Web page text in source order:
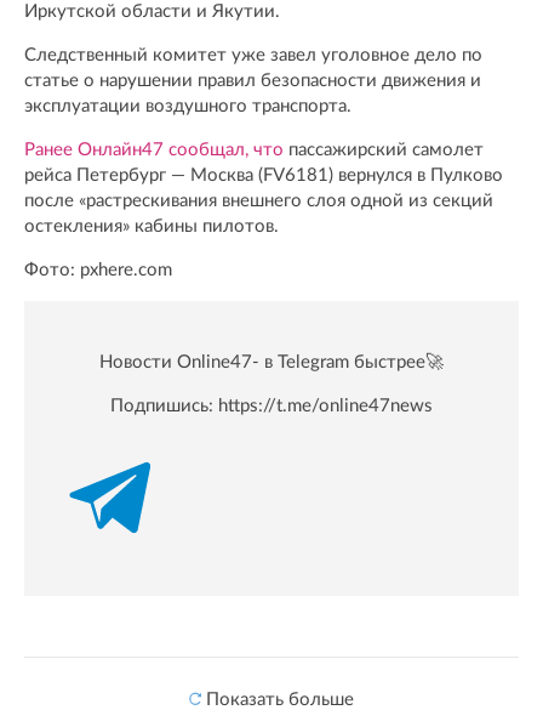
Иркутской области и Якутии.
Следственный комитет уже завел уголовное дело по
статье о нарушении правил безопасности движения и
эксплуатации воздушного транспорта.
Ранее Онлайн47 сообщал, что пассажирский самолет
рейса Петербург — Москва (FV6181) вернулся в Пулково
после «растрескивания внешнего слоя одной из секций
остекления» кабины пилотов.
Фото: pxhere.com
Новости Online47- в Telegram быстрее🚀
Подпишись: https://t.me/online47news
Показать больше